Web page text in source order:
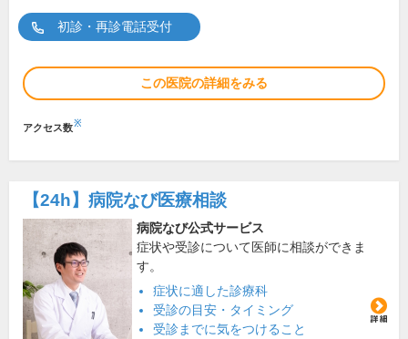
初診・再診電話受付
この医院の詳細をみる
アクセス数※
【24h】 病院なび医療相談
病院なび公式サービス
症状や受診について医師に相談ができま
す。
症状に適した診療科
受診の目安・タイミング
受診までに気をつけること